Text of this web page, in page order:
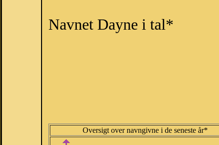
Navnet Dayne i tal*
Oversigt over navngivne i de seneste år*